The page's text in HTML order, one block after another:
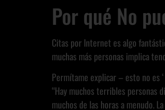
Por qué No
Citas por Internet es algo
muchas más personas implica
Permítame explicar – esto no es
“Hay muchos terribles personas
muchos de las horas a menudo.